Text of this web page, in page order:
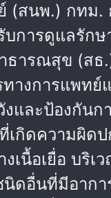
(สนพ.) กทม.
การดูแลรัก
ธารณสุข (ส
างการแพท
และป้องกัน
กิดความผิด
เนื้อเยื่อ บริ
นิดอื่นที่มีอา